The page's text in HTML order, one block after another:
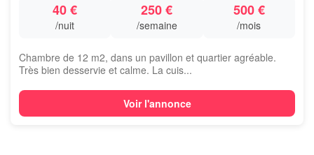
40 €
/nuit
250 €
/semaine
500 €
/mois
Chambre de 12 m2, dans un pavillon et quartier agréable.
Très bien desservie et calme. La cuis...
Voir l'annonce